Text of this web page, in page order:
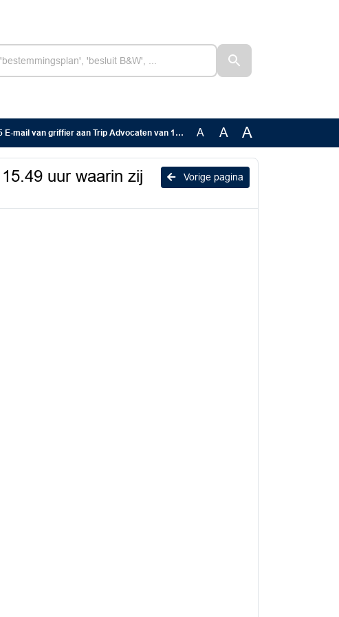
aan Trip Advocaten van 10 februari 2026 15.49 uur waarin zij naar aanleiding van overl_Geanonimiseerd A A A
Vorige pagina
uur waarin zij